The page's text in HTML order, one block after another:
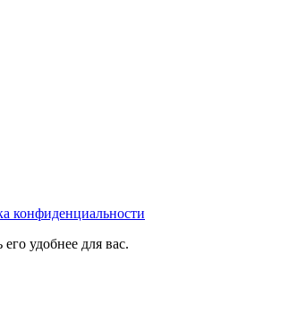
конфиденциальности
удобнее для вас.